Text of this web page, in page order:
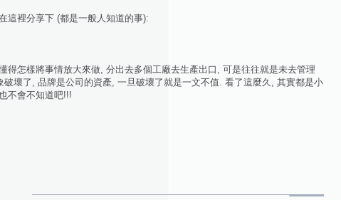
這裡分享下 (都是一般人知道的事):
得怎樣將事情放大來做, 分出去多個工廠去生產出口, 可是往往就是未去管理
壞了, 品牌是公司的資產, 一旦破壞了就是一文不值. 看了這麼久, 其實都是小
不會不知道吧!!!